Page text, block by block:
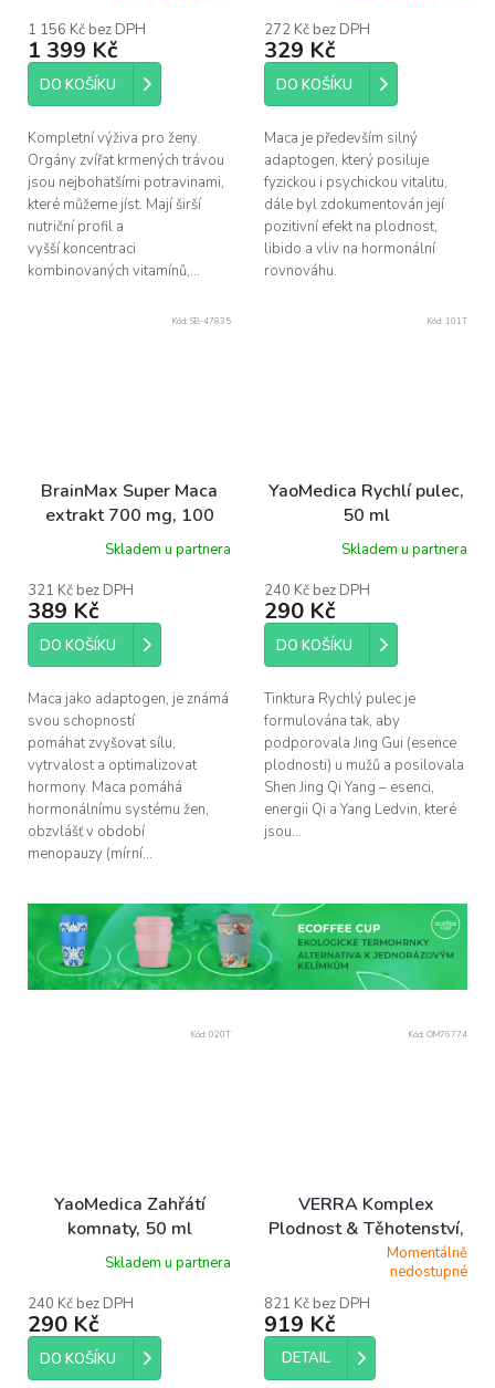
1 156 Kč bez DPH
1 399 Kč
DO KOŠÍKU
Kompletní výživa pro ženy.
Orgány zvířat krmených trávou
jsou nejbohatšími potravinami,
které můžeme jíst. Mají širší
nutriční profil a
vyšší koncentraci
kombinovaných vitamínů,...
272 Kč bez DPH
329 Kč
DO KOŠÍKU
Maca je především silný
adaptogen, který posiluje
fyzickou i psychickou vitalitu,
dále byl zdokumentován její
pozitivní efekt na plodnost,
libido a vliv na hormonální
rovnováhu.
BrainMax Super Maca
extrakt 700 mg, 100
rostlinných kapslí
Skladem u partnera
321 Kč bez DPH
389 Kč
DO KOŠÍKU
Maca jako adaptogen, je známá
svou schopností
pomáhat zvyšovat sílu,
vytrvalost a optimalizovat
hormony. Maca pomáhá
hormonálnímu systému žen,
obzvlášť v období
menopauzy (mírní...
Kód: SB-47835
YaoMedica Rychlí pulec,
50 ml
Skladem u partnera
240 Kč bez DPH
290 Kč
DO KOŠÍKU
Tinktura Rychlý pulec je
formulována tak, aby
podporovala Jing Gui (esence
plodnosti) u mužů a posilovala
Shen Jing Qi Yang – esenci,
energii Qi a Yang Ledvin, které
jsou...
Kód: 101T
YaoMedica Zahřátí
komnaty, 50 ml
Skladem u partnera
240 Kč bez DPH
290 Kč
DO KOŠÍKU
Kód: 020T
VERRA Komplex
Plodnost & Těhotenství,
60 kapslí
produktu
je
5,0
5
Momentálně
nedostupné
821 Kč bez DPH
919 Kč
DETAIL
Kód: OM76774